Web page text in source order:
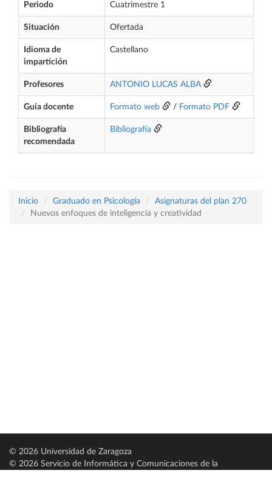
Periodo Cuatrimestre 1
Situación Ofertada
Idioma de
impartición
Castellano
Profesores ANTONIO LUCAS ALBA
Guía docente Formato web / Formato PDF
Bibliografía
recomendada
Bibliografía
Inicio Graduado en Psicología
Asignaturas del plan 270
Nuevos enfoques de inteligencia y creatividad
© 2026 Universidad de Zaragoza
© 2026 Servicio de Informática y Comunicaciones de la